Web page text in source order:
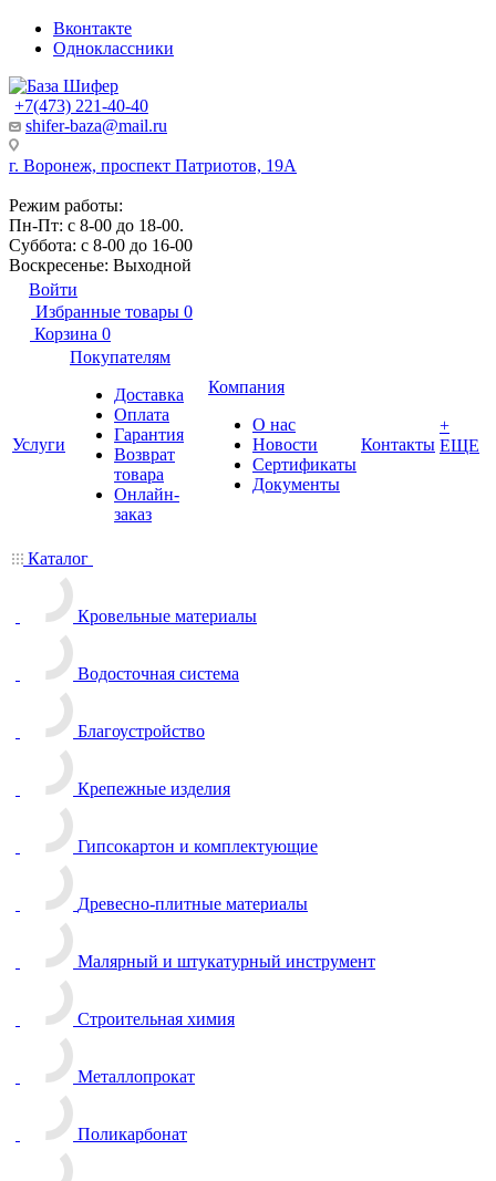
Вконтакте
Одноклассники
+7(473) 221-40-40
shifer-baza@mail.ru
г. Воронеж, проспект Патриотов, 19А
Режим работы:
Пн-Пт: с 8-00 до 18-00.
Суббота: с 8-00 до 16-00
Воскресенье: Выходной
Войти
Избранные товары 0
Корзина 0
Услуги
Покупателям
Доставка
Оплата
Гарантия
Возврат
товара
Онлайн-
заказ
Компания
О нас
Новости
Сертификаты
Документы
Контакты
+
ЕЩЕ
Каталог
Кровельные материалы
Водосточная система
Благоустройство
Крепежные изделия
Гипсокартон и комплектующие
Древесно-плитные материалы
Малярный и штукатурный инструмент
Строительная химия
Металлопрокат
Поликарбонат